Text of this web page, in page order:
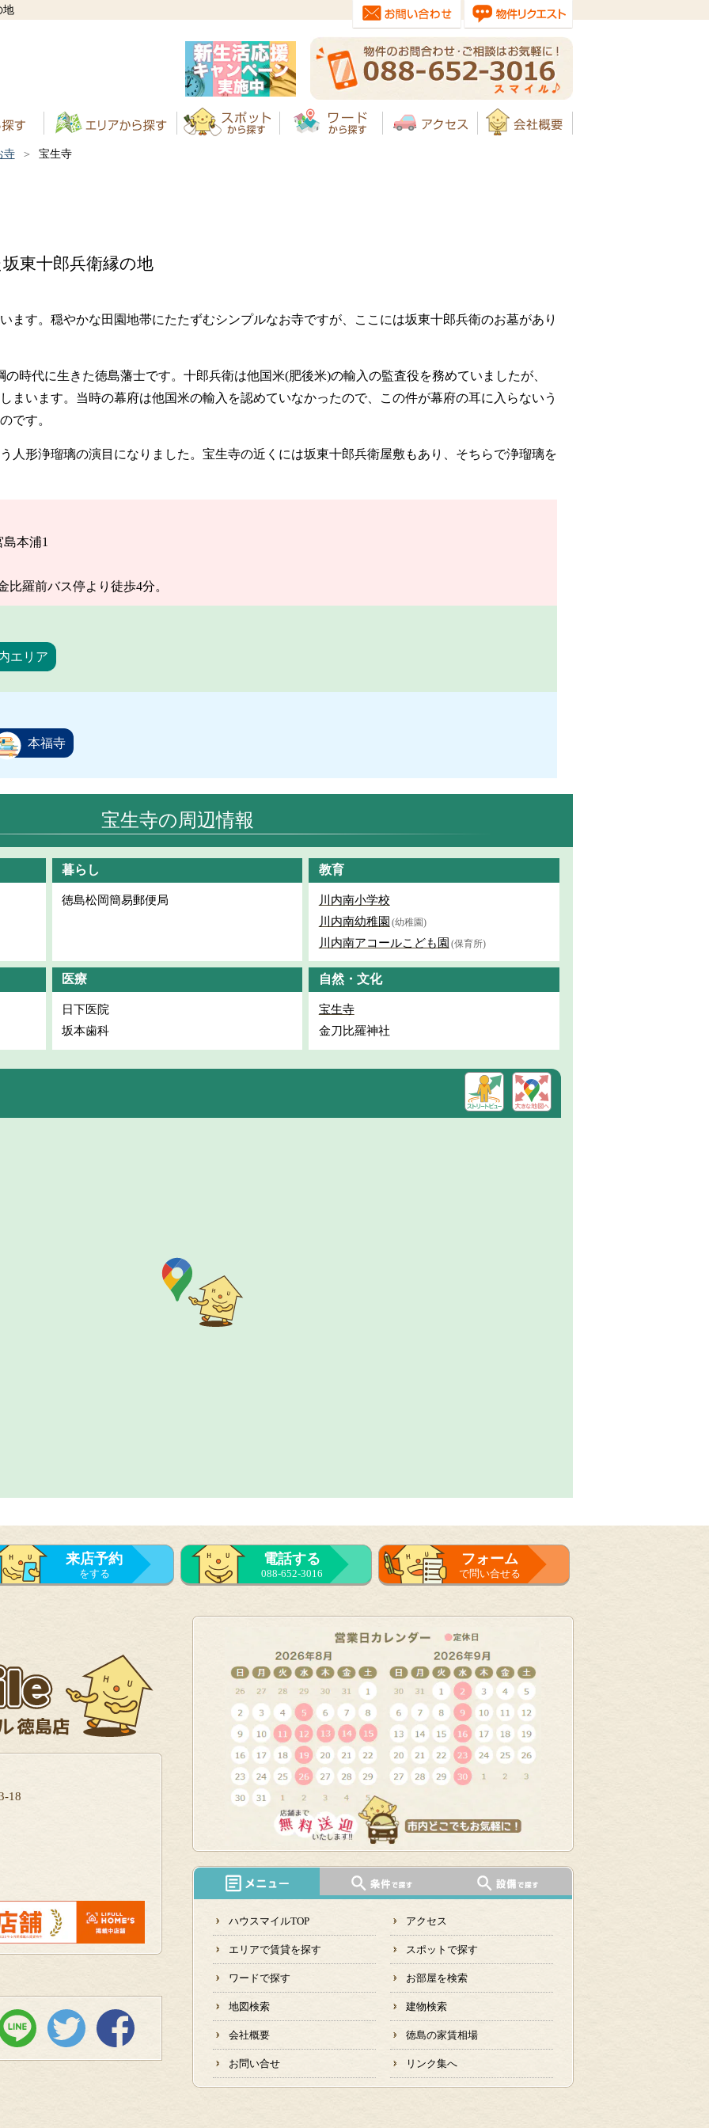
地
寺 宝生寺
東十郎兵衛縁の地
ます。穏やかな田園地帯にたたずむシンプルなお寺ですが、ここには坂東十郎兵衛のお墓があり
時代に生きた徳島藩士です。十郎兵衛は他国米(肥後米)の輸入の監査役を務めていましたが、
まいます。当時の幕府は他国米の輸入を認めていなかったので、この件が幕府の耳に入らないう
です。
人形浄瑠璃の演目になりました。宝生寺の近くには坂東十郎兵衛屋敷もあり、そちらで浄瑠璃を
本浦1
羅前バス停より徒歩4分。
エリア
本福寺
宝生寺の周辺情報
暮らし
徳島松岡簡易郵便局
教育
川内南小学校
川内南幼稚園 (幼稚園)
川内南アコールこども園 (保育所)
医療
日下医院
坂本歯科
自然・文化
宝生寺
金刀比羅神社
来店予約
をする
電話する
088-652-3016
フォーム
で問い合せる
18
ハウスマイルTOP アクセス
エリアで賃貸を探す スポットで探す
ワードで探す お部屋を検索
地図検索 建物検索
会社概要 徳島の家賃相場
お問い合せ リンク集へ